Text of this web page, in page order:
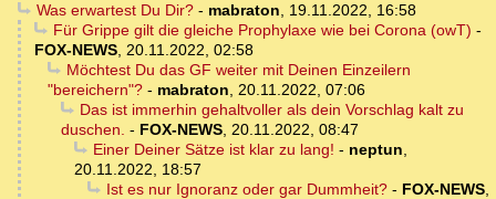
Was erwartest Du Dir?- mabraton, 19.11.2022, 16:58
Für Grippe gilt die gleiche Prophylaxe wie bei Corona (owT) -
FOX-NEWS, 20.11.2022, 02:58
Möchtest Du das GF weiter mit Deinen Einzeilern
"bereichern"? - mabraton, 20.11.2022, 07:06
Das ist immerhin gehaltvoller als dein Vorschlag kalt zu
duschen. - FOX-NEWS, 20.11.2022, 08:47
Einer Deiner Sätze ist klar zu lang! - neptun,
20.11.2022, 18:57
Ist es nur Ignoranz oder gar Dummheit?- FOX-NEWS,